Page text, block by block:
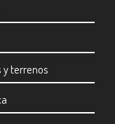
y terrenos